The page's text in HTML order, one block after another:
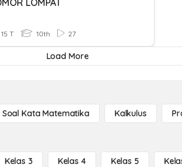
LOMPAT
15 T 10th 27
Load More
Soal Kata Matematika Kalkulus
Kelas 3 Kelas 4 Kelas 5